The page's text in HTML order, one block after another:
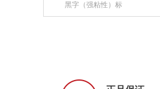
黑字（强粘性）标